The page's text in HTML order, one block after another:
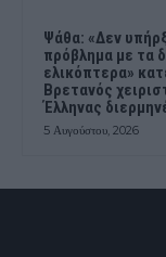
Ψάθα: «Δεν
πρόβλημα με τα
ελικόπτερα»
Βρετανός
Έλληνας
5 Αυγούστου, 2026